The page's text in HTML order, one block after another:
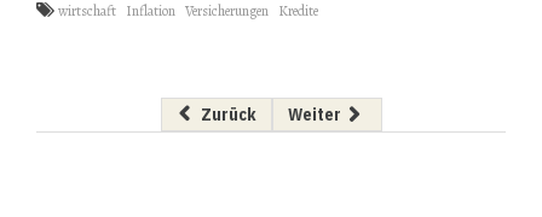
wirtschaft Inflation Versicherungen Kredite
Vorheriger Beitrag: Steuerliches Risiko für
Zurück Nächster Beitrag: „Es gibt
Weiter